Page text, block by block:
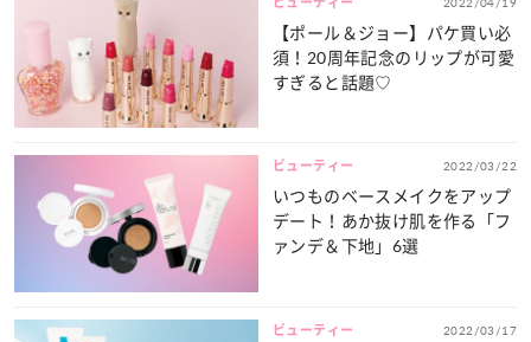
【ポール＆ジョー】パケ買い必
須！20周年記念のリップが可愛
すぎると話題♡
ビューティー 2022/03/22
いつものベースメイクをアップ
デート！あか抜け肌を作る「フ
ァンデ＆下地」6選
ビューティー 2022/03/17